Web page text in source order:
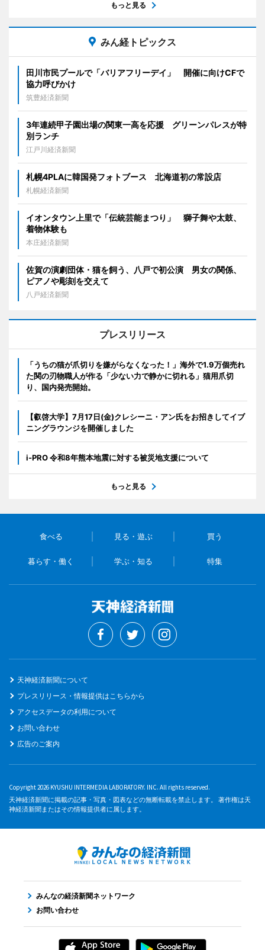
もっと見る
みん経トピックス
田川市民プールで「バリアフリーデイ」 開催に向けCFで
協力呼びかけ
筑豊経済新聞
3年連続甲子園出場の関東一高を応援 グリーンパレスが特
別ランチ
江戸川経済新聞
札幌4PLAに韓国発フォトブース 北海道初の常設店
札幌経済新聞
イオンタウン上里で「伝統芸能まつり」 獅子舞や太鼓、
着物体験も
本庄経済新聞
佐賀の演劇団体・猫を飼う、八戸で初公演 男女の関係、
ピアノや彫刻を交えて
八戸経済新聞
プレスリリース
「うちの猫が爪切りを嫌がらなくなった！」海外で1.9万個売れ
た関の刃物職人が作る「少ない力で静かに切れる」猫用爪切
り、国内発売開始。
【叡啓大学】7月17日(金)クレシーニ・アン氏をお招きしてイブ
ニングラウンジを開催しました
i-PRO 令和8年熊本地震に対する被災地支援について
もっと見る
食べる 見る・遊ぶ 買う
暮らす・働く 学ぶ・知る 特集
天神経済新聞について
プレスリリース・情報提供はこちらから
アクセスデータの利用について
お問い合わせ
広告のご案内
Copyright 2026 KYUSHU INTERMEDIA LABORATORY. INC. All rights reserved.
天神経済新聞に掲載の記事・写真・図表などの無断転載を禁止します。 著作権は天
神経済新聞またはその情報提供者に属します。
みんなの経済新聞ネットワーク
お問い合わせ